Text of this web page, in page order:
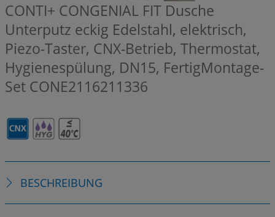
CONTI+ CONGENIAL FIT Dusche
Unterputz eckig Edelstahl, elektrisch,
Piezo-Taster, CNX-Betrieb, Thermostat,
Hygienespülung, DN15, FertigMontage-
Set CONE2116211336
BESCHREIBUNG